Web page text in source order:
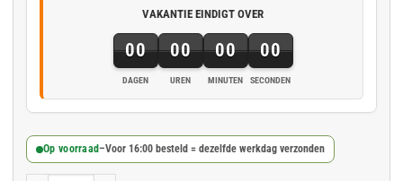
VAKANTIE EINDIGT OVER
00
DAGEN
00
UREN
00
MINUTEN
00
SECONDEN
Op voorraad –Voor 16:00 besteld = dezelfde werkdag verzonden